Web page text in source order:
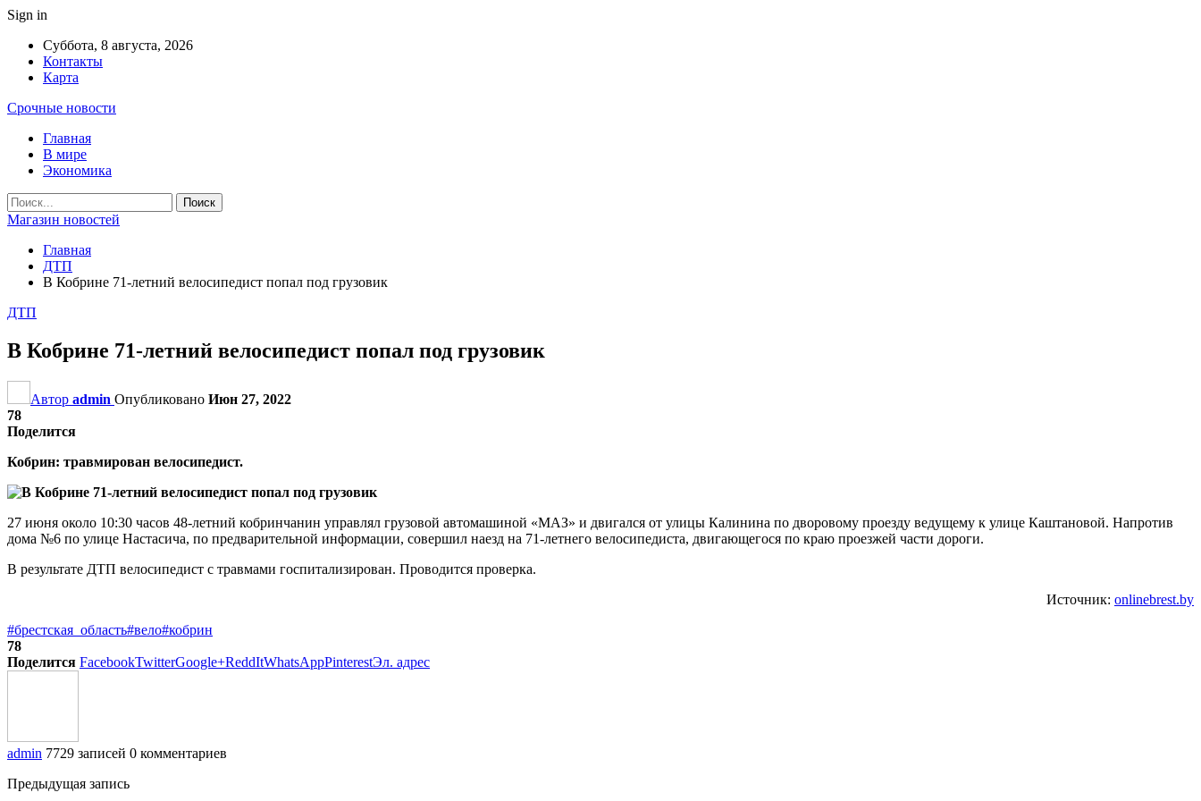
Sign in
Суббота, 8 августа, 2026
Контакты
Карта
Срочные новости
Главная
В мире
Экономика
Магазин новостей
Главная
ДТП
В Кобрине 71-летний велосипедист попал под грузовик
ДТП
В Кобрине 71-летний велосипедист попал под грузовик
Автор admin Опубликовано Июн 27, 2022
78
Поделится
Кобрин: травмирован велосипедист.
27 июня около 10:30 часов 48-летний кобринчанин управлял грузовой автомашиной «МАЗ» и двигался от улицы Калинина по дворовому проезду ведущему к улице Каштановой. Напротив
дома №6 по улице Настасича, по предварительной информации, совершил наезд на 71-летнего велосипедиста, двигающегося по краю проезжей части дороги.
В результате ДТП велосипедист с травмами госпитализирован. Проводится проверка.
Источник: onlinebrest.by
#брестская_область#вело#кобрин
78
Поделится FacebookTwitterGoogle+ReddItWhatsAppPinterestЭл. адрес
admin 7729 записей 0 комментариев
Предыдущая запись